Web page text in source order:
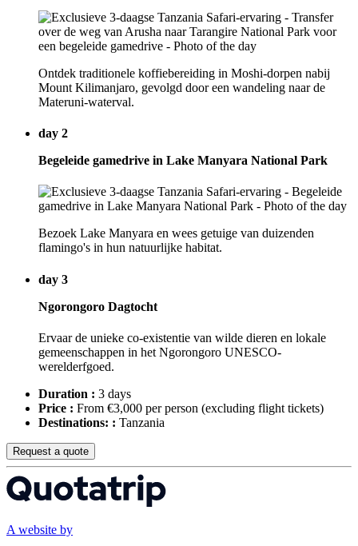
Ontdek traditionele koffiebereiding in Moshi-dorpen nabij
Mount Kilimanjaro, gevolgd door een wandeling naar de
Materuni-waterval.
day 2
Begeleide gamedrive in Lake Manyara National Park
Bezoek Lake Manyara en wees getuige van duizenden
flamingo's in hun natuurlijke habitat.
day 3
Ngorongoro Dagtocht
Ervaar de unieke co-existentie van wilde dieren en lokale
gemeenschappen in het Ngorongoro UNESCO-
werelderfgoed.
Duration : 3 days
Price : From €3,000 per person (excluding flight tickets)
Destinations: : Tanzania
Request a quote
A website by